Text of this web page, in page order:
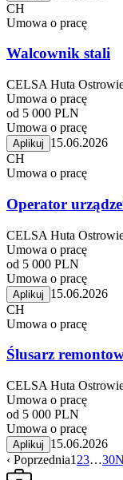
CH
Umowa o pracę
Walcownik stali
CELSA Huta
Umowa o pracę
od 5 000 PLN
Umowa o pracę
Aplikuj
15.06.2026
CH
Umowa o pracę
Operator
CELSA Huta
Umowa o pracę
od 5 000 PLN
Umowa o pracę
Aplikuj
15.06.2026
CH
Umowa o pracę
Ślusarz
CELSA Huta
Umowa o pracę
od 5 000 PLN
Umowa o pracę
Aplikuj
15.06.2026
‹ Poprzednia1 23…30